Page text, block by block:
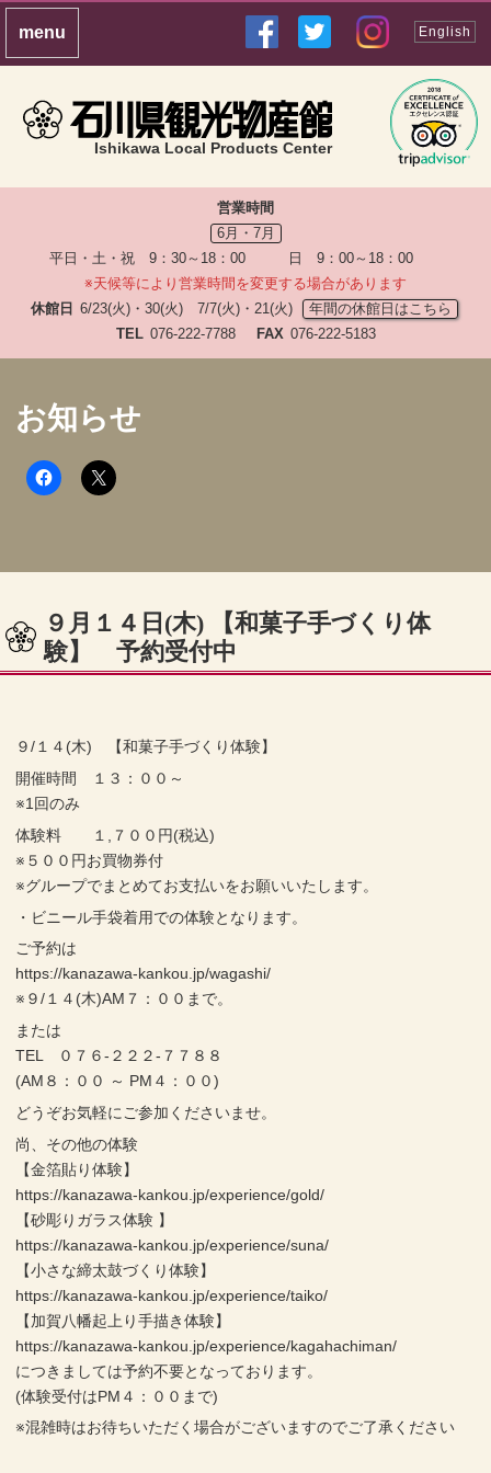
Ishikawa Local Products Center
English
営業時間
6月・7月
平日・土・祝 9：30～18：00 日 9：00～18：00
※天候等により営業時間を変更する場合があります
休館日 6/23(火)・30(火) 7/7(火)・21(火)
年間の休館日はこちら
TEL 076-222-7788 FAX 076-222-5183
お知らせ
９月１４日(木) 【和菓子手づくり体
験】 予約受付中
９/１４(木) 【和菓子手づくり体験】
開催時間 １３：００～
※1回のみ
体験料 １,７００円(税込)
※５００円お買物券付
※グループでまとめてお支払いをお願いいたします。
・ビニール手袋着用での体験となります。
ご予約は
https://kanazawa-kankou.jp/wagashi/
※９/１４(木)AM７：００まで。
または
TEL ０７６-２２２-７７８８
(AM８：００ ～ PM４：００)
どうぞお気軽にご参加くださいませ。
尚、その他の体験
【金箔貼り体験】
https://kanazawa-kankou.jp/experience/gold/
【砂彫りガラス体験 】
https://kanazawa-kankou.jp/experience/suna/
【小さな締太鼓づくり体験】
https://kanazawa-kankou.jp/experience/taiko/
【加賀八幡起上り手描き体験】
https://kanazawa-kankou.jp/experience/kagahachiman/
につきましては予約不要となっております。
(体験受付はPM４：００まで)
※混雑時はお待ちいただく場合がございますのでご了承ください